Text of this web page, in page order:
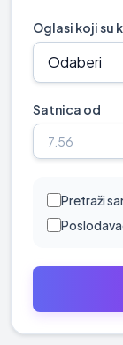
Oglasi koji su
Satnica od
Pretraži